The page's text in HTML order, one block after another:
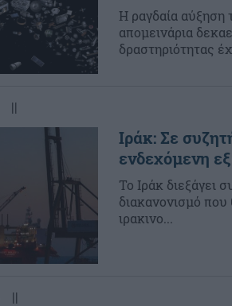
Η ραγδαία
απομεινάρια
δραστηριότητας
||
Ιράκ: Σε
ενδεχόμενη
Το Ιράκ διεξάγει
διακανονισμό που
ιρακινο...
||